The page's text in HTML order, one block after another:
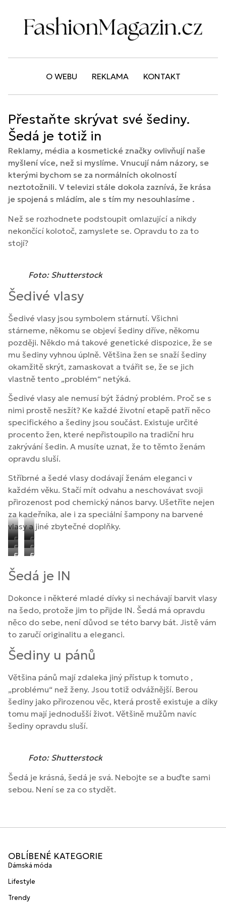
O WEBU REKLAMA KONTAKT
Přestaňte skrývat své šediny.
Šedá je totiž in
Reklamy, média a kosmetické značky ovlivňují naše
myšlení více, než si myslíme. Vnucují nám názory, se
kterými bychom se za normálních okolností
neztotožnili. V televizi stále dokola zaznívá, že krása
je spojená s mládím, ale s tím my nesouhlasíme .
Než se rozhodnete podstoupit omlazující a nikdy
nekončící kolotoč, zamyslete se. Opravdu to za to
stojí?
Foto: Shutterstock
Šedivé vlasy
Šedivé vlasy jsou symbolem stárnutí. Všichni
stárneme, někomu se objeví šediny dříve, někomu
později. Někdo má takové genetické dispozice, že se
mu šediny vyhnou úplně. Většina žen se snaží šediny
okamžitě skrýt, zamaskovat a tvářit se, že se jich
vlastně tento „problém“ netýká.
Šedivé vlasy ale nemusí být žádný problém. Proč se s
nimi prostě nesžít? Ke každé životní etapě patří něco
specifického a šediny jsou součást. Existuje určité
procento žen, které nepřistoupilo na tradiční hru
zakrývání šedin. A musíte uznat, že to těmto ženám
opravdu sluší.
Stříbrné a šedé vlasy dodávají ženám eleganci v
každém věku. Stačí mít odvahu a neschovávat svoji
přirozenost pod chemický nános barvy. Ušetříte nejen
za kadeřníka, ale i za speciální šampony na barvené
vlasy a jiné zbytečné doplňky.
Foto:
Shutterstock
Foto:
Shutterstock
Foto:
Shutterstock
Foto:
Shutterstock
Foto:Foto:
Šedá je IN
Dokonce i některé mladé dívky si nechávají barvit vlasy
na šedo, protože jim to přijde IN. Šedá má opravdu
něco do sebe, není důvod se této barvy bát. Jistě vám
to zaručí originalitu a eleganci.
Šediny u pánů
Většina pánů mají zdaleka jiný přístup k tomuto ,
„problému“ než ženy. Jsou totiž odvážnější. Berou
šediny jako přirozenou věc, která prostě existuje a díky
tomu mají jednodušší život. Většině mužům navíc
šediny opravdu sluší.
Foto: Shutterstock
Šedá je krásná, šedá je svá. Nebojte se a buďte sami
sebou. Není se za co stydět.
OBLÍBENÉ KATEGORIE
Dámská móda
Lifestyle
Trendy